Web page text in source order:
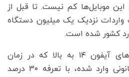
موبایل‌ها کم نیست. تا قبل از
واردات نزدیک یک میلیون دستگاه
وی با بیان اینکه موبایل‌های آیفون ۱۴ به بالا که در زمان
ممنوعیت به صورت غیرقانونی وارد شده، با تعرفه ۳۰ درصد